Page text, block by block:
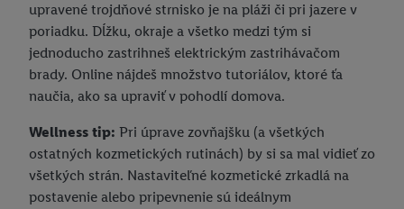
upravené trojdňové strnisko je na pláži či pri jazere v
poriadku. Dĺžku, okraje a všetko medzi tým si
jednoducho zastrihneš elektrickým zastrihávačom
brady. Online nájdeš množstvo tutoriálov, ktoré ťa
naučia, ako sa upraviť v pohodlí domova.
Wellness tip: Pri úprave zovňajšku (a všetkých
ostatných kozmetických rutinách) by si sa mal vidieť zo
všetkých strán. Nastaviteľné kozmetické zrkadlá na
postavenie alebo pripevnenie sú ideálnym